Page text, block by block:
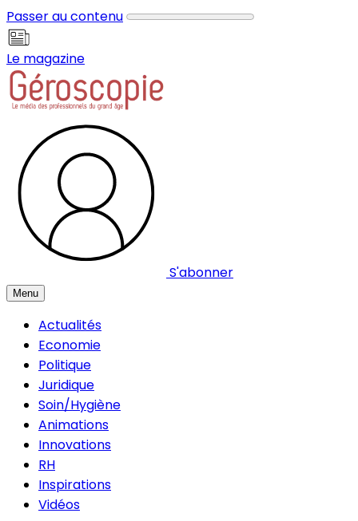
Passer au contenu
Le magazine
S'abonner
Menu
Actualités
Economie
Politique
Juridique
Soin/Hygiène
Animations
Innovations
RH
Inspirations
Vidéos
Panneau de gestion des cookies